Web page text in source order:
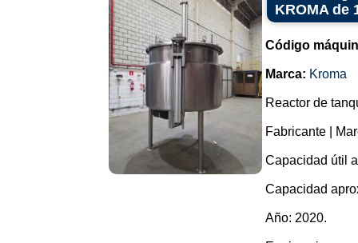
KROMA de
Código
Marca: Kroma
Reactor de
Fabricante |
Capacidad útil
Capacidad
Año: 2020.